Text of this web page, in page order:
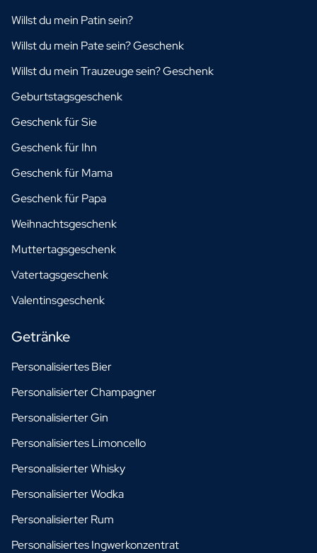
Willst du mein Patin sein?
Willst du mein Pate sein? Geschenk
Willst du mein Trauzeuge sein? Geschenk
Geburtstagsgeschenk
Geschenk für Sie
Geschenk für Ihn
Geschenk für Mama
Geschenk für Papa
Weihnachtsgeschenk
Muttertagsgeschenk
Vatertagsgeschenk
Valentinsgeschenk
Getränke
Personalisiertes Bier
Personalisierter Champagner
Personalisierter Gin
Personalisiertes Limoncello
Personalisierter Whisky
Personalisierter Wodka
Personalisierter Rum
Personalisiertes Ingwerkonzentrat